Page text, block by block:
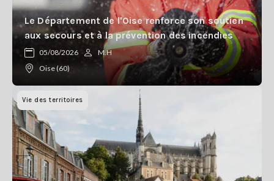
Le Département de l'Oise renforce son soutien
aux secours et à la prévention des incendies
05/08/2026
M.H
Oise (60)
Vie des territoires